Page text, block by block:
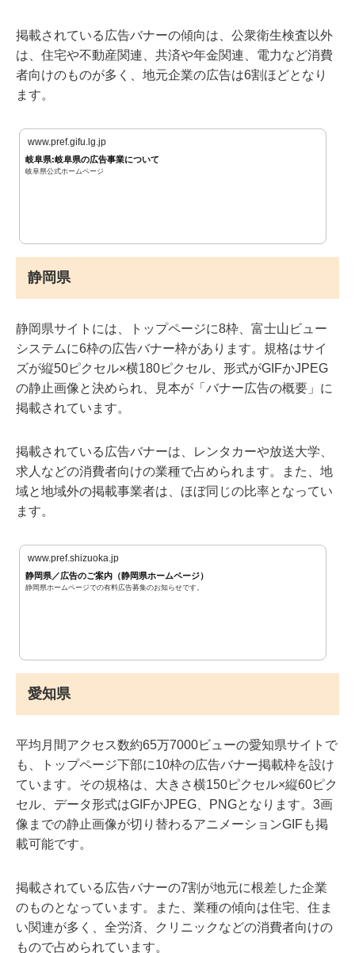
掲載されている広告バナーの傾向は、公衆衛生検査以外
は、住宅や不動産関連、共済や年金関連、電力など消費
者向けのものが多く、地元企業の広告は6割ほどとなり
ます。
www.pref.gifu.lg.jp
岐阜県:岐阜県の広告事業について
岐阜県公式ホームページ
静岡県
静岡県サイトには、トップページに8枠、富士山ビュー
システムに6枠の広告バナー枠があります。規格はサイ
ズが縦50ピクセル×横180ピクセル、形式がGIFかJPEG
の静止画像と決められ、見本が「バナー広告の概要」に
掲載されています。
掲載されている広告バナーは、レンタカーや放送大学、
求人などの消費者向けの業種で占められます。また、地
域と地域外の掲載事業者は、ほぼ同じの比率となってい
ます。
www.pref.shizuoka.jp
静岡県／広告のご案内（静岡県ホームページ）
静岡県ホームページでの有料広告募集のお知らせです。
愛知県
平均月間アクセス数約65万7000ビューの愛知県サイトで
も、トップページ下部に10枠の広告バナー掲載枠を設け
ています。その規格は、大きさ横150ピクセル×縦60ピク
セル、データ形式はGIFかJPEG、PNGとなります。3画
像までの静止画像が切り替わるアニメーションGIFも掲
載可能です。
掲載されている広告バナーの7割が地元に根差した企業
のものとなっています。また、業種の傾向は住宅、住ま
い関連が多く、全労済、クリニックなどの消費者向けの
もので占められています。